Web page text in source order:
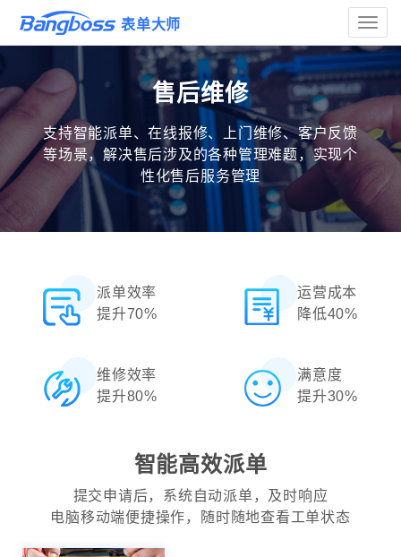
Toggle
表单大师
售后维修
支持智能派单、在线报修、上门维修、客户反馈
等场景，解决售后涉及的各种管理难题，实现个
性化售后服务管理
派单效率
提升70%
运营成本
降低40%
维修效率
提升80%
满意度
提升30%
智能高效派单
提交申请后，系统自动派单，及时响应
电脑移动端便捷操作，随时随地查看工单状态